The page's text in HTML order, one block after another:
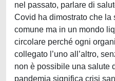
nel passato, parlare di
Covid ha dimostrato che la
comune ma in un mondo
circolare perché ogni
collegato l’uno all’altro,
non è possibile una salute
pandemia significa crisi